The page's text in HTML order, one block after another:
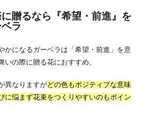
贈るなら『希望・前進』を
ラ
かになるガーベラは「希望・前進」を意
いの際に贈る花におすすめ。
異なりますがどの色もポジティブな意味
に悩まず花束をつくりやすいのもポイン